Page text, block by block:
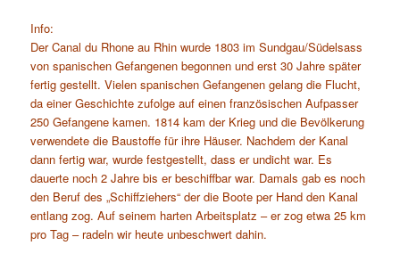
Info:
Der Canal du Rhone au Rhin wurde 1803 im Sundgau/Südelsass
von spanischen Gefangenen begonnen und erst 30 Jahre später
fertig gestellt. Vielen spanischen Gefangenen gelang die Flucht,
da einer Geschichte zufolge auf einen französischen Aufpasser
250 Gefangene kamen. 1814 kam der Krieg und die Bevölkerung
verwendete die Baustoffe für ihre Häuser. Nachdem der Kanal
dann fertig war, wurde festgestellt, dass er undicht war. Es
dauerte noch 2 Jahre bis er beschiffbar war. Damals gab es noch
den Beruf des „Schiffziehers“ der die Boote per Hand den Kanal
entlang zog. Auf seinem harten Arbeitsplatz – er zog etwa 25 km
pro Tag – radeln wir heute unbeschwert dahin.